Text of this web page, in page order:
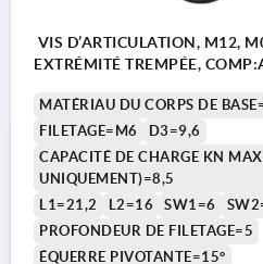
VIS D’ARTICULATION, M12,
EXTRÉMITÉ TREMPÉE,
MATÉRIAU DU CORPS DE
FILETAGE=M6
D3=9,6
CAPACITÉ DE CHARGE KN
UNIQUEMENT)=8,5
L1=21,2
L2=16 SW1=6
PROFONDEUR DE FILETAGE=5
ÉQUERRE PIVOTANTE=15°